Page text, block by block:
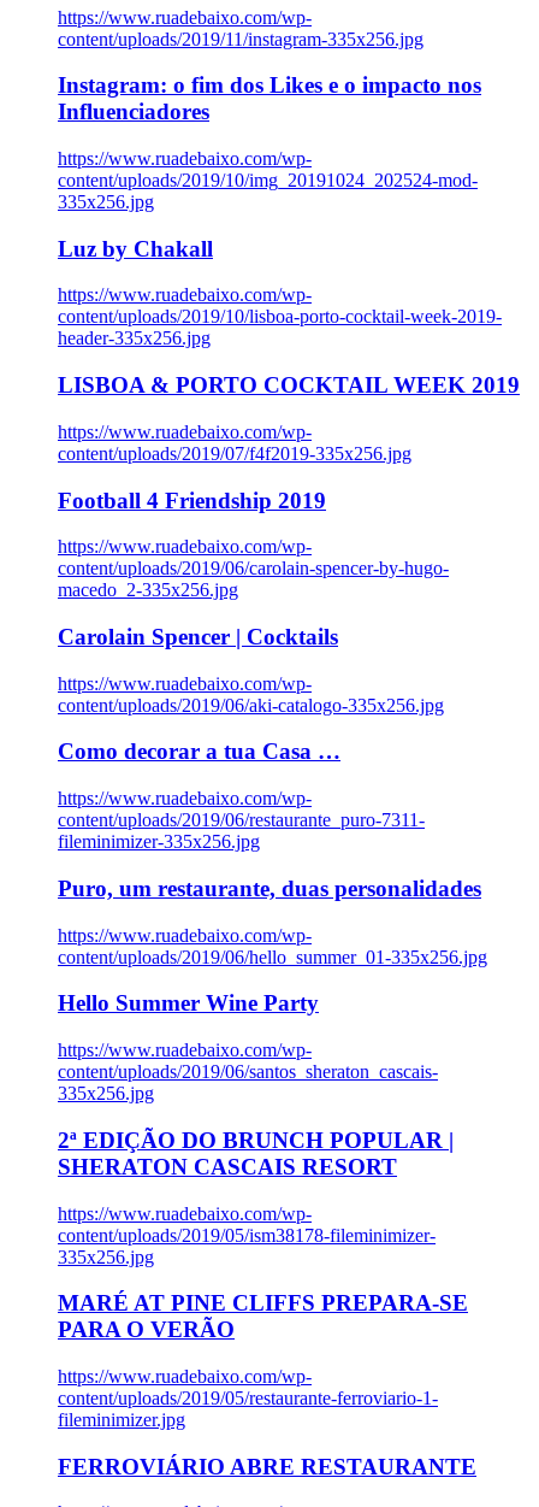
https://www.ruadebaixo.com/wp-
content/uploads/2019/11/instagram-335x256.jpg
Instagram: o fim dos Likes e o impacto nos
Influenciadores
https://www.ruadebaixo.com/wp-
content/uploads/2019/10/img_20191024_202524-mod-
335x256.jpg
Luz by Chakall
https://www.ruadebaixo.com/wp-
content/uploads/2019/10/lisboa-porto-cocktail-week-2019-
header-335x256.jpg
LISBOA & PORTO COCKTAIL WEEK 2019
https://www.ruadebaixo.com/wp-
content/uploads/2019/07/f4f2019-335x256.jpg
Football 4 Friendship 2019
https://www.ruadebaixo.com/wp-
content/uploads/2019/06/carolain-spencer-by-hugo-
macedo_2-335x256.jpg
Carolain Spencer | Cocktails
https://www.ruadebaixo.com/wp-
content/uploads/2019/06/aki-catalogo-335x256.jpg
Como decorar a tua Casa …
https://www.ruadebaixo.com/wp-
content/uploads/2019/06/restaurante_puro-7311-
fileminimizer-335x256.jpg
Puro, um restaurante, duas personalidades
https://www.ruadebaixo.com/wp-
content/uploads/2019/06/hello_summer_01-335x256.jpg
Hello Summer Wine Party
https://www.ruadebaixo.com/wp-
content/uploads/2019/06/santos_sheraton_cascais-
335x256.jpg
2ª EDIÇÃO DO BRUNCH POPULAR |
SHERATON CASCAIS RESORT
https://www.ruadebaixo.com/wp-
content/uploads/2019/05/ism38178-fileminimizer-
335x256.jpg
MARÉ AT PINE CLIFFS PREPARA-SE
PARA O VERÃO
https://www.ruadebaixo.com/wp-
content/uploads/2019/05/restaurante-ferroviario-1-
fileminimizer.jpg
FERROVIÁRIO ABRE RESTAURANTE